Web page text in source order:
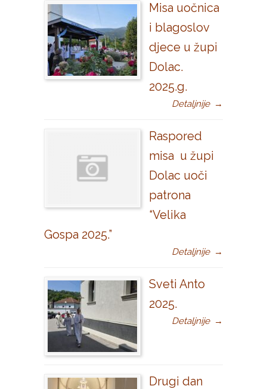
Misa uočnica
i blagoslov
djece u župi
Dolac.
2025.g.
Detaljnije →
Raspored
misa u župi
Dolac uoči
patrona
“Velika
Gospa 2025.”
Detaljnije →
Sveti Anto
2025.
Detaljnije →
Drugi dan